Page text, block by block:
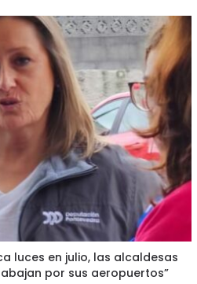
luces en julio, las alcaldesas
por sus aeropuertos”